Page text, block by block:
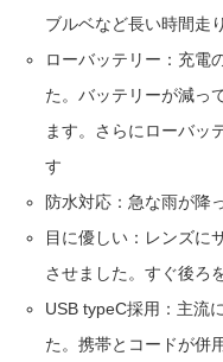
ブルベなど長い時間走
ローバッテリー：充電
た。バッテリーが減っ
ます。さらにローバッ
す
防水対応：急な雨が降
目に優しい：レンズに
させました。すぐ後ろ
USB typeC採用：主流
た。携帯とコードが併